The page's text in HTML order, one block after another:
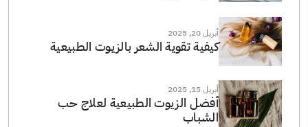
أبريل 20, 2025
كيفية تقوية الشعر بالزيوت الطبيعية
أبريل 15, 2025
أفضل الزيوت الطبيعية لعلاج حب
الشباب